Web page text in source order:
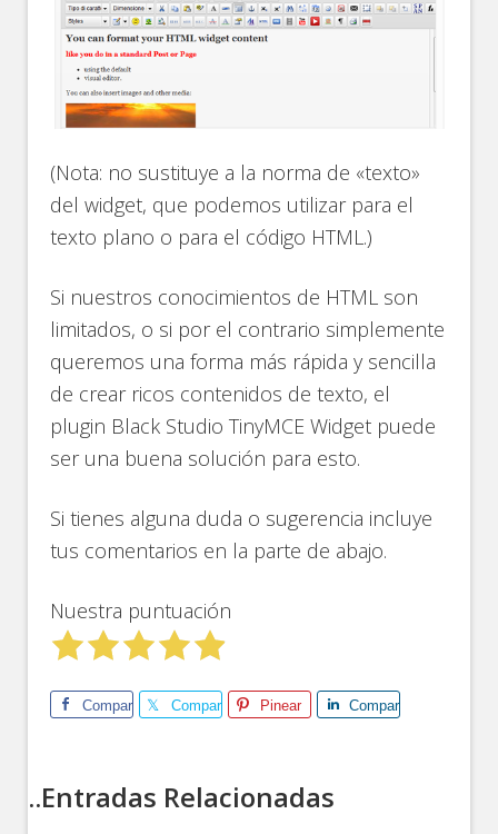
(Nota: no sustituye a la norma de «texto»
del widget, que podemos utilizar para el
texto plano o para el código HTML.)
Si nuestros conocimientos de HTML son
limitados, o si por el contrario simplemente
queremos una forma más rápida y sencilla
de crear ricos contenidos de texto, el
plugin Black Studio TinyMCE Widget puede
ser una buena solución para esto.
Si tienes alguna duda o sugerencia incluye
tus comentarios en la parte de abajo.
Nuestra puntuación
Comparte Comparte Pinear Comparte
..Entradas Relacionadas